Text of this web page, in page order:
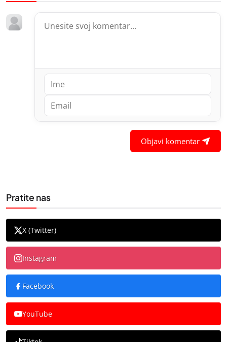
Objavi komentar
Pratite nas
X (Twitter)
Instagram
Facebook
YouTube